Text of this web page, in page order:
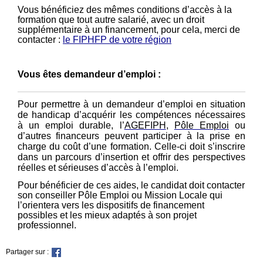
Vous bénéficiez des mêmes conditions d’accès à la
formation que tout autre salarié, avec un droit
supplémentaire à un financement, pour cela, merci de
contacter : le FIPHFP de votre région
Vous êtes demandeur d’emploi :
Pour permettre à un demandeur d’emploi en situation
de handicap d’acquérir les compétences nécessaires
à un emploi durable, l’AGEFIPH , Pôle Emploi ou
d’autres financeurs peuvent participer à la prise en
charge du coût d’une formation. Celle-ci doit s’inscrire
dans un parcours d’insertion et offrir des perspectives
réelles et sérieuses d’accès à l’emploi.
Pour bénéficier de ces aides, le candidat doit contacter
son conseiller Pôle Emploi ou Mission Locale qui
l’orientera vers les dispositifs de financement
possibles et les mieux adaptés à son projet
professionnel.
Partager sur :